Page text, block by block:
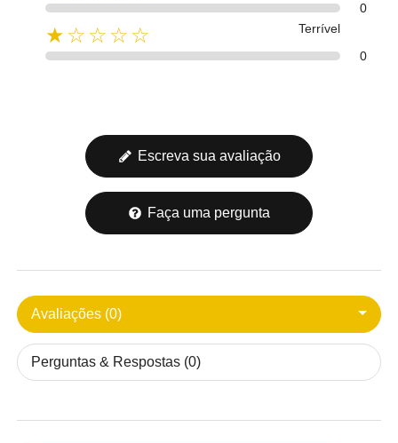
0
★☆☆☆☆
Terrível
0
Escreva sua avaliação
Faça uma pergunta
Avaliações (0)
Perguntas & Respostas (0)